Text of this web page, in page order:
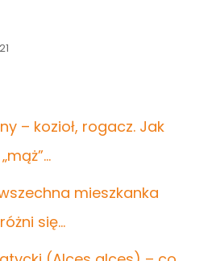
– kozioł, rogacz. Jak
mieszkanka
się…